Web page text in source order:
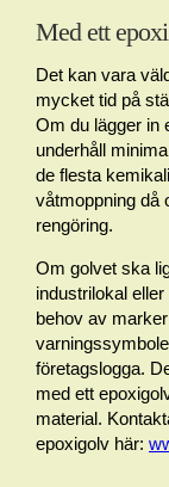
Med ett
Det kan vara
mycket tid på
Om du lägger in
underhåll
de flesta
våtmoppning då
rengöring.
Om golvet ska
industrilokal
behov av
företagslogga.
med ett
material.
epoxigolv här: